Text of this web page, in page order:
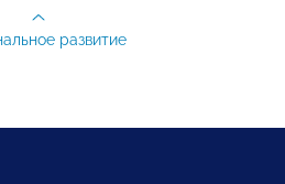
развитие